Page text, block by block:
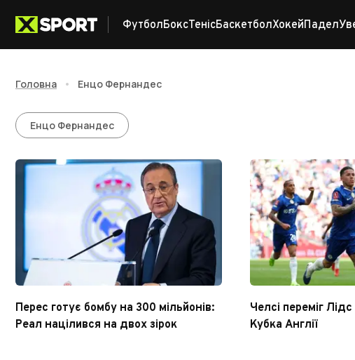
ФутболБоксТенісБаскетболХокейПадел
Головна • Енцо Фернандес
Енцо Фернандес
Енцо Фернандес
Перес готує бомбу на 300 мільйонів:
Реал націлився на двох зірок
Челсі переміг
Кубка Англії